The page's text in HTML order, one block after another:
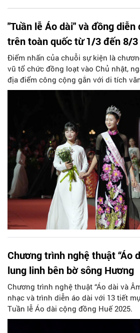
"Tuần lễ Áo dài" và đồng diễn
trên toàn quốc từ 1/3 đến 8/3
Điểm nhấn của chuỗi sự kiện là
vũ tổ chức đồng loạt vào Chủ nhật,
địa điểm công cộng gắn với di tích
địa phương.
Chương trình nghệ thuật “Áo
lung linh bên bờ sông Hương
Chương trình nghệ thuật “Áo dài và
nhạc và trình diễn áo dài với 13 tiết
Tuần lễ Áo dài cộng đồng Huế 2025.